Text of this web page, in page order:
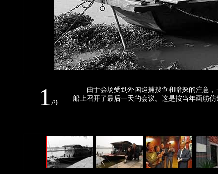
1/9
由于会场受到外国巡捕搜查和暗探的注意，
船上召开了最后一天的会议。这是按当年画